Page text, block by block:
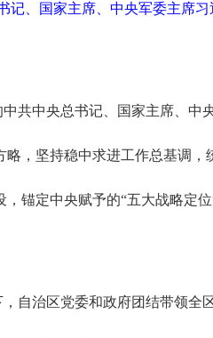
记、国家主席、中央军委主席
共中央总书记、国家主席、中
，坚持稳中求进工作总基调，
锚定中央赋予的“五大战略定
自治区党委和政府团结带领全